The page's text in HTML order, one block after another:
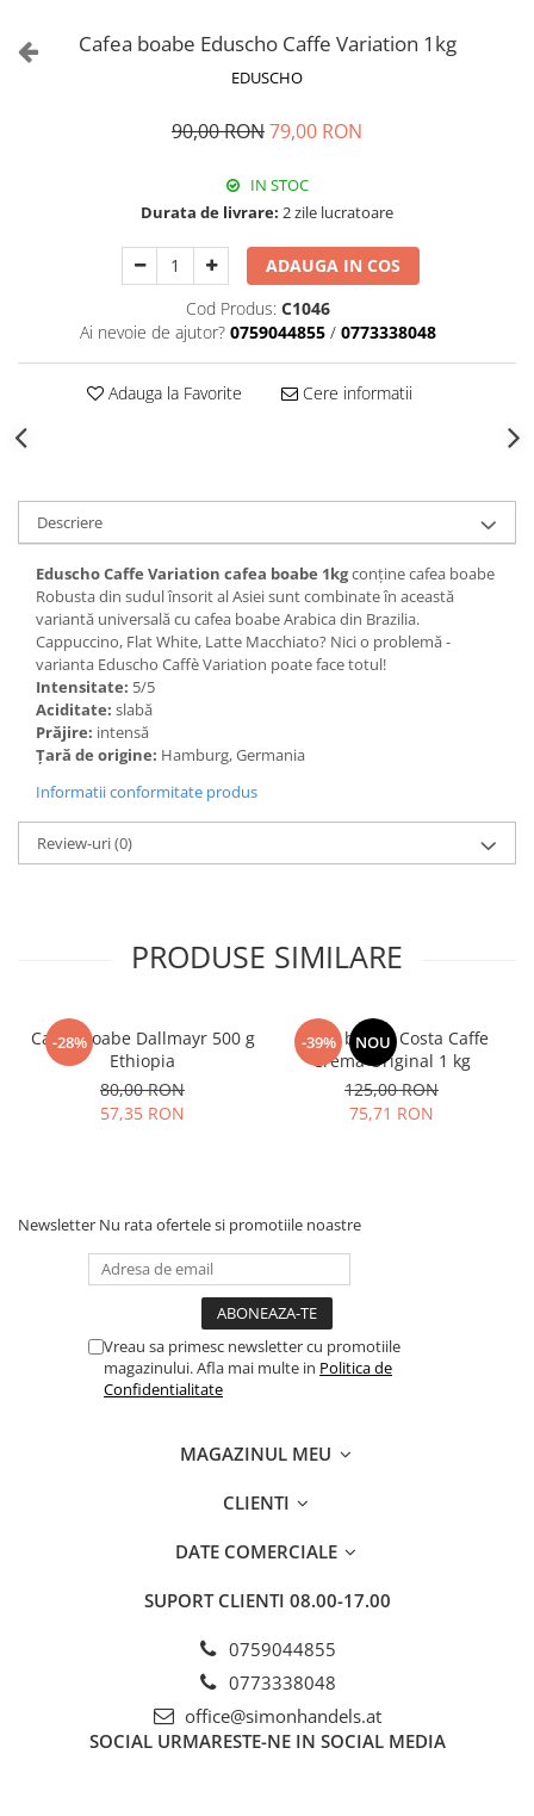
Cafea boabe Eduscho Caffe Variation 1kg
EDUSCHO
90,00 RON79,00 RON
IN STOC
Durata de livrare: 2 zile lucratoare
ADAUGA IN COS
Cod Produs: C1046
Ai nevoie de ajutor? 0759044855 / 0773338048
Adauga la Favorite Cere informatii
Descriere
Eduscho Caffe Variation cafea boabe 1kgconține cafea boabe
Robusta din sudul însorit al Asiei sunt combinate în această
variantă universală cu cafea boabe Arabica din Brazilia.
Cappuccino, Flat White, Latte Macchiato? Nici o problemă -
varianta Eduscho Caffè Variation poate face totul!
Intensitate: 5/5
Aciditate: slabă
Prăjire: intensă
Țară de origine: Hamburg, Germania
Informatii conformitate produs
Review-uri(0)
PRODUSE SIMILARE
-28%
Cafea boabe Dallmayr 500 g
Ethiopia
80,00 RON
57,35 RON
-39% NOU
Cafea boabe Costa Caffe
Crema Original 1 kg
125,00 RON
75,71 RON
Newsletter Nu rata ofertele si promotiile noastre
Vreau sa primesc newsletter cu promotiile
magazinului. Afla mai multe in Politica de
Confidentialitate
MAGAZINUL MEU
CLIENTI
DATE COMERCIALE
SUPORT CLIENTI 08.00-17.00
0759044855
0773338048
office@simonhandels.at
SOCIAL URMARESTE-NE IN SOCIAL MEDIA